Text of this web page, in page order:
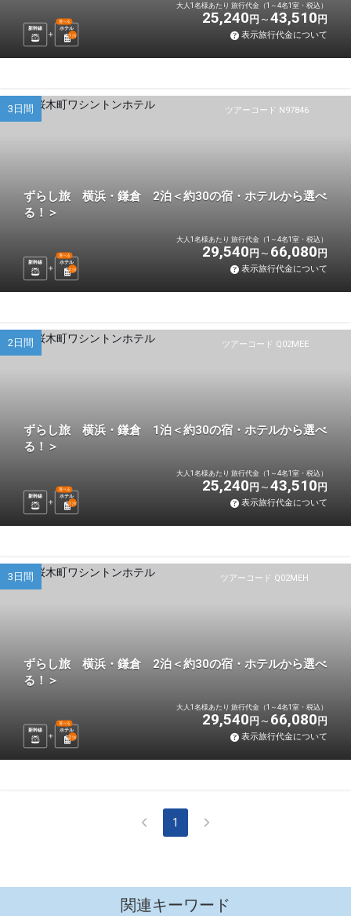
新幹線 ホテル
選べる
1 泊
大人1名様あたり 旅行代金（1～4名1室・税込）
25,240 円 43,510 円
表示旅行代金について
ツアーコード N97846
3日間
ずらし旅 横浜・鎌倉 2泊＜約30の宿・ホテルから選べ
る！＞
新幹線 ホテル
選べる
2泊
大人1名様あたり 旅行代金（1～4名1室・税込）
29,540 円 66,080 円
表示旅行代金について
ツアーコード Q02MEE
2日間
ずらし旅 横浜・鎌倉 1泊＜約30の宿・ホテルから選べ
る！＞
新幹線 ホテル
選べる
1 泊
大人1名様あたり 旅行代金（1～4名1室・税込）
25,240 円 43,510 円
表示旅行代金について
ツアーコード Q02MEH
3日間
ずらし旅 横浜・鎌倉 2泊＜約30の宿・ホテルから選べ
る！＞
新幹線 ホテル
選べる
2泊
大人1名様あたり 旅行代金（1～4名1室・税込）
29,540 円 66,080 円
表示旅行代金について
1
関連キーワード